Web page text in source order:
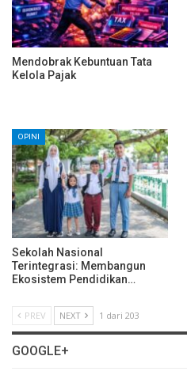
Mendobrak Kebuntuan Tata
Kelola Pajak
OPINI
Sekolah Nasional
Terintegrasi: Membangun
Ekosistem Pendidikan…
PREV NEXT 1 dari 203
GOOGLE+